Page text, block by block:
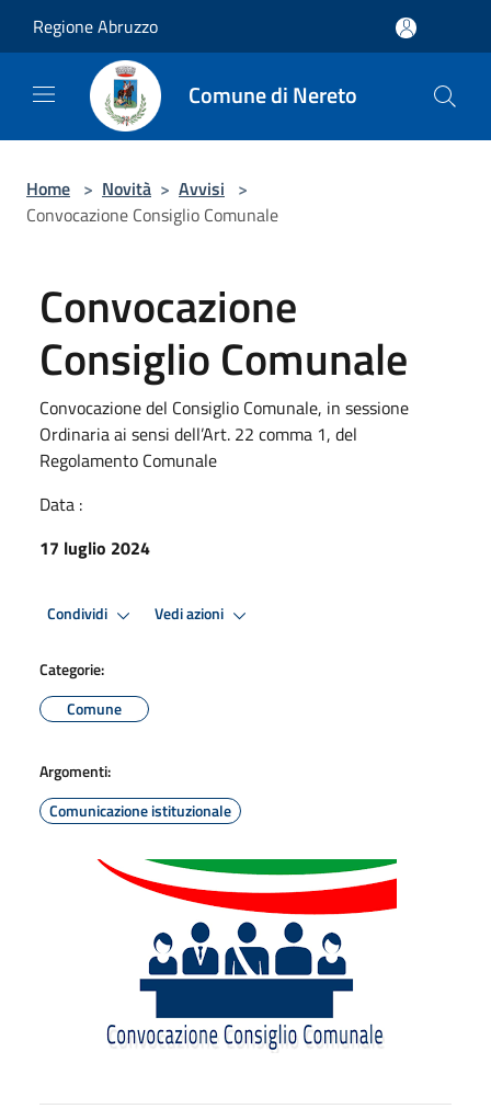
Regione Abruzzo
Comune di Nereto
Home > Novità > Avvisi >
Convocazione Consiglio Comunale
Convocazione
Consiglio Comunale
Convocazione del Consiglio Comunale, in sessione
Ordinaria ai sensi dell’Art. 22 comma 1, del
Regolamento Comunale
Data :
17 luglio 2024
Condividi Vedi azioni
Categorie:
Comune
Argomenti:
Comunicazione istituzionale